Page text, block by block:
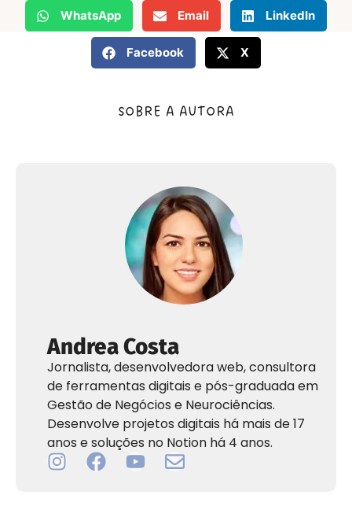
WhatsApp Email LinkedIn
Facebook X
SOBRE A AUTORA
Andrea Costa
Jornalista, desenvolvedora web, consultora
de ferramentas digitais e pós-graduada em
Gestão de Negócios e Neurociências.
Desenvolve projetos digitais há mais de 17
anos e soluções no Notion há 4 anos.